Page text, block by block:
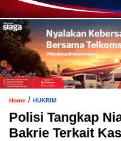
Home / HUKRIM
Polisi Tangkap
Bakrie Terkait